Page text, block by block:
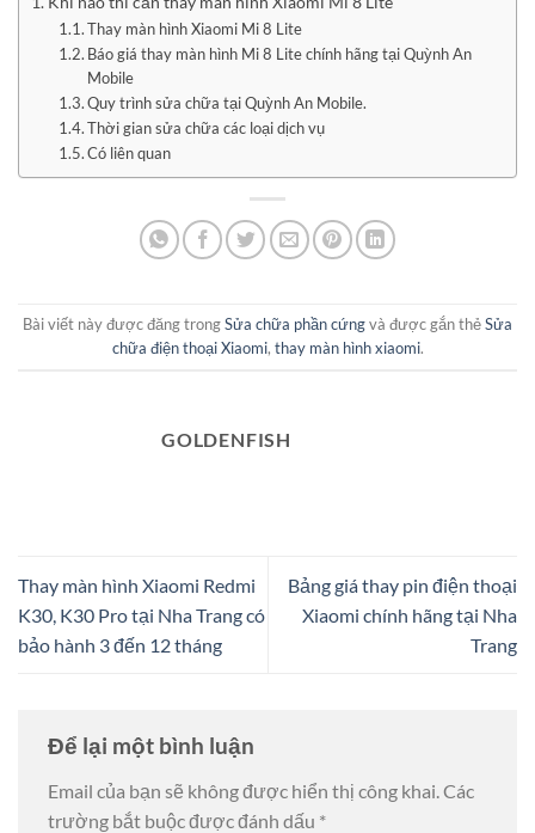
Thay màn hình Xiaomi Mi 8 Lite
Báo giá thay màn hình Mi 8 Lite chính hãng tại Quỳnh An
Mobile
Quy trình sửa chữa tại Quỳnh An Mobile.
Thời gian sửa chữa các loại dịch vụ
Có liên quan
Bài viết này được đăng trongSửa chữa phần cứngvà được gắn thẻSửa
chữa điện thoại Xiaomi, thay màn hình xiaomi.
GOLDENFISH
Thay màn hình Xiaomi Redmi
K30, K30 Pro tại Nha Trang có
bảo hành 3 đến 12 tháng
Bảng giá thay pin điện thoại
Xiaomi chính hãng tại Nha
Trang
Để lại một bình luận
Email của bạn sẽ không được hiển thị công khai.Các
trường bắt buộc được đánh dấu *